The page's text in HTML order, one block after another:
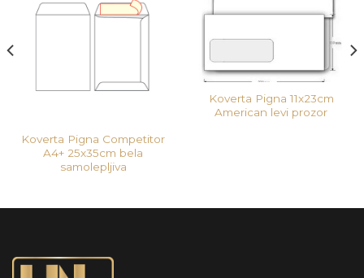
Koverta Pigna Competitor
A4+ 25x35cm bela
samolepljiva
Koverta Pigna 11x23cm
American levi prozor